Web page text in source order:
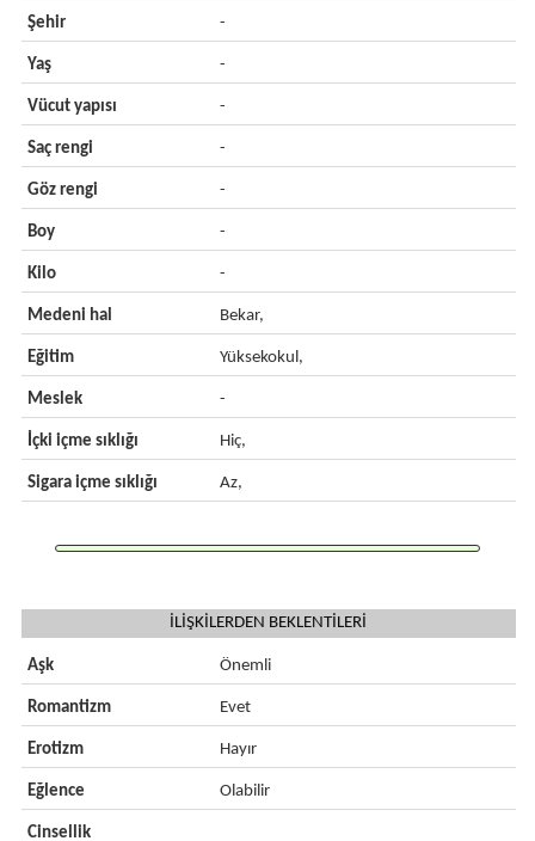
Şehir -
Yaş -
Vücut yapısı -
Saç rengi -
Göz rengi -
Boy -
Kilo -
Medeni hal Bekar,
Eğitim Yüksekokul,
Meslek -
İçki içme sıklığı Hiç,
Sigara içme sıklığı Az,
İLİŞKİLERDEN BEKLENTİLERİ
Aşk Önemli
Romantizm Evet
Erotizm Hayır
Eğlence Olabilir
Cinsellik